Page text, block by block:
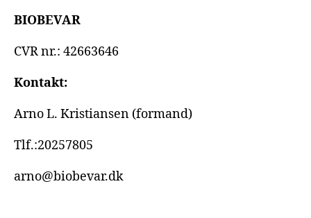
BIOBEVAR
CVR nr.: 42663646
Kontakt:
Arno L. Kristiansen (formand)
Tlf.:20257805
arno@biobevar.dk